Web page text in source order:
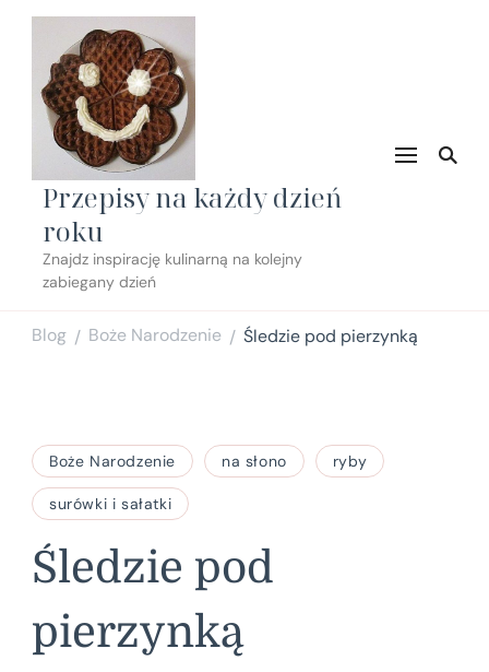
Przepisy na każdy dzień
roku
Znajdz inspirację kulinarną na kolejny
zabiegany dzień
Blog / Boże Narodzenie / Śledzie pod pierzynką
Boże Narodzenie na słono ryby
surówki i sałatki
Śledzie pod
pierzynką